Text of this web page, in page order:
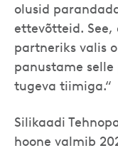
olusid
ettevõtteid.
partneriks valis
panustame
tugeva tiimiga.“
Silikaadi
hoone valmib